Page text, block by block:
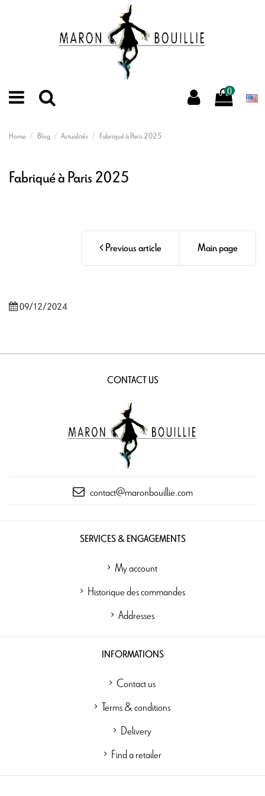
0
Home Blog Actualités Fabriqué à Paris 2025
Fabriqué à Paris 2025
Previous article Main page
09/12/2024
CONTACT US
contact@maronbouillie.com
SERVICES & ENGAGEMENTS
My account
Historique des commandes
Addresses
INFORMATIONS
Contact us
Terms & conditions
Delivery
Find a retailer